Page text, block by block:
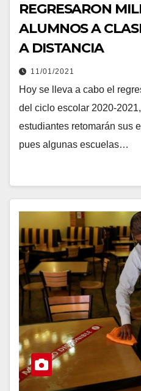
REGRESARON
ALUMNOS A
A DISTANCIA
11/01/2021
Hoy se lleva a cabo el
del ciclo escolar 2020-
estudiantes retomarán sus
pues algunas escuelas…